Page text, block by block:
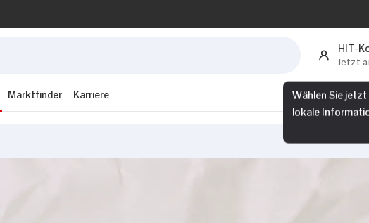
HIT-
Jetzt
Wählen Sie
lokale
Marktfinder Karriere